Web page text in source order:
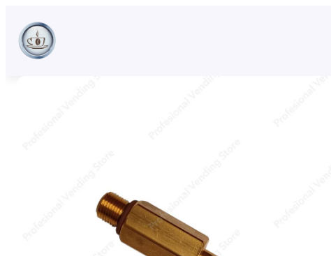
conținut